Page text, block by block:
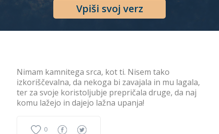
Vpiši svoj verz
Nimam kamnitega srca, kot ti. Nisem tako
izkoriščevalna, da nekoga bi zavajala in mu lagala,
ter za svoje koristoljubje prepričala druge, da naj
komu lažejo in dajejo lažna upanja!
0